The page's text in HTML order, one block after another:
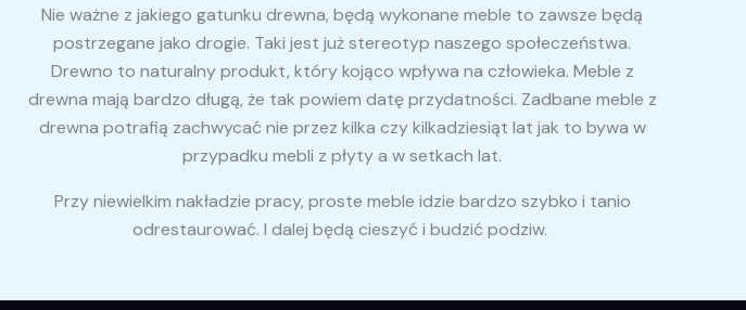
Nie ważne z jakiego gatunku drewna, będą wykonane meble to zawsze będą
postrzegane jako drogie. Taki jest już stereotyp naszego społeczeństwa.
Drewno to naturalny produkt, który kojąco wpływa na człowieka. Meble z
drewna mają bardzo długą, że tak powiem datę przydatności. Zadbane meble z
drewna potrafią zachwycać nie przez kilka czy kilkadziesiąt lat jak to bywa w
przypadku mebli z płyty a w setkach lat.
Przy niewielkim nakładzie pracy, proste meble idzie bardzo szybko i tanio
odrestaurować. I dalej będą cieszyć i budzić podziw.